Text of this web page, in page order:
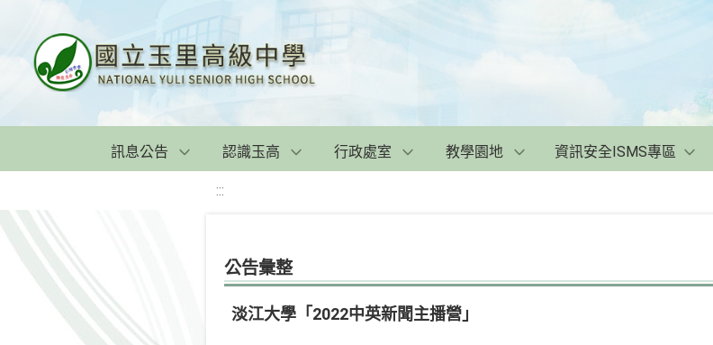
訊息公告 認識玉高 行政處室 教學園地 資訊安全ISMS專區
:::
公告彙整
淡江大學「2022中英新聞主播營」